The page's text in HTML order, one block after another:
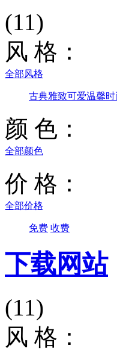
(11)
风 格：
全部风格
古典雅致可爱温馨
颜 色：
全部颜色
价 格：
全部价格
免费 收费
下载网站
(11)
风 格：